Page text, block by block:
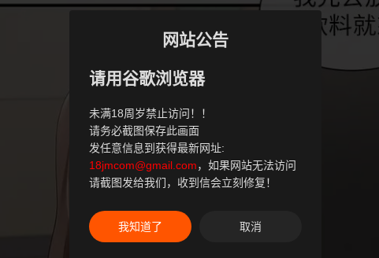
网站公告
请用谷歌浏览器
未满18周岁禁止访问！！
请务必截图保存此画面
发任意信息到获得最新网址:
18jmcom@gmail.com，如果网站无法访问
请截图发给我们，收到信会立刻修复！
我知道了 取消